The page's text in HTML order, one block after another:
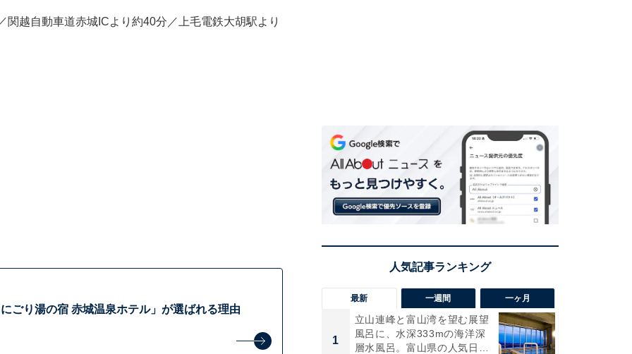
越自動車道赤城ICより約40分／上毛電鉄大胡駅より
ごり湯の宿 赤城温泉ホテル」が選ばれる理由
最新 一週間 一ヶ月
1
立山連峰と富山湾を望む展望
風呂に、水深333mの海洋深
層水風呂。富山県の人気日